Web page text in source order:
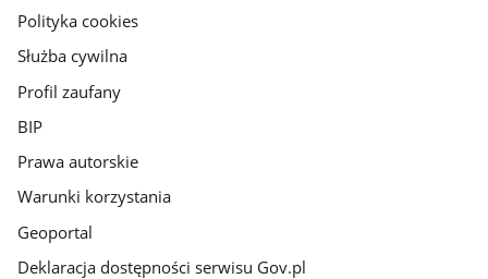
gov.pl
Polityka cookies
Służba cywilna
Profil zaufany
BIP
Prawa autorskie
Warunki korzystania
Geoportal
Deklaracja dostępności serwisu Gov.pl